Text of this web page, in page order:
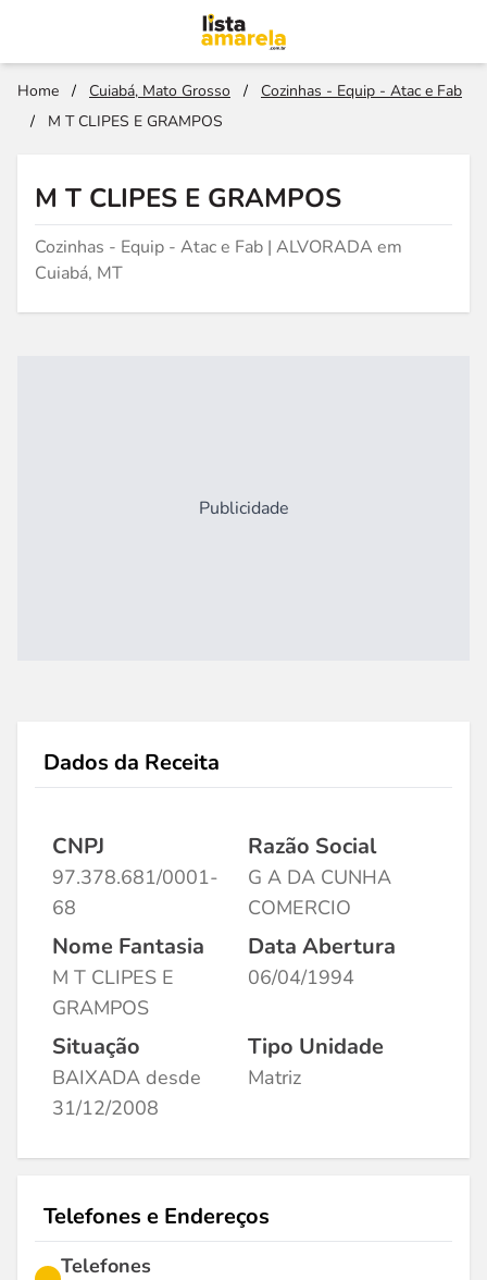
Home / Cuiabá, Mato Grosso /
Cozinhas - Equip - Atac e Fab
/
M T CLIPES E GRAMPOS
M T CLIPES E GRAMPOS
Cozinhas - Equip - Atac e Fab | ALVORADA em
Cuiabá, MT
Publicidade
Dados da Receita
CNPJ
97.378.681/0001-
68
Razão Social
G A DA CUNHA
COMERCIO
Nome Fantasia
M T CLIPES E
GRAMPOS
Data Abertura
06/04/1994
Situação
BAIXADA desde
31/12/2008
Tipo Unidade
Matriz
Telefones e Endereços
Telefones